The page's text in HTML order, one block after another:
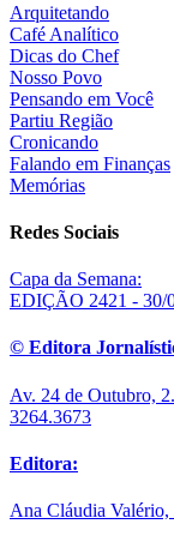
Arquitetando
Café Analítico
Dicas do Chef
Nosso Povo
Pensando em Você
Partiu Região
Cronicando
Falando em Finanças
Memórias
Redes Sociais
Capa da Semana:
EDIÇÃO 2421 - 30/
© Editora
Av. 24 de Outubro,
3264.3673
Editora:
Ana Cláudia Valério,